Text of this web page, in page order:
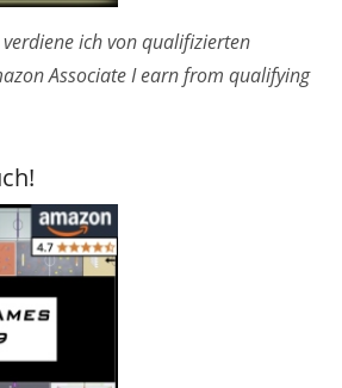
ich von qualifizierten
Associate I earn from qualifying